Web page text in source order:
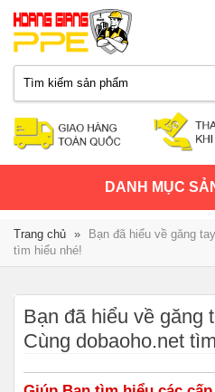
TOGGLE
DANH MỤC
Trang chủ »
Bạn đã hiểu về găng
tìm hiểu nhé!
Bạn đã hiểu về găng
Cùng dobaoho.net